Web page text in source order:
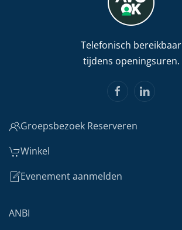
Telefonisch bereikbaar
tijdens openingsuren.
Groepsbezoek Reserveren
Winkel
Evenement aanmelden
ANBI